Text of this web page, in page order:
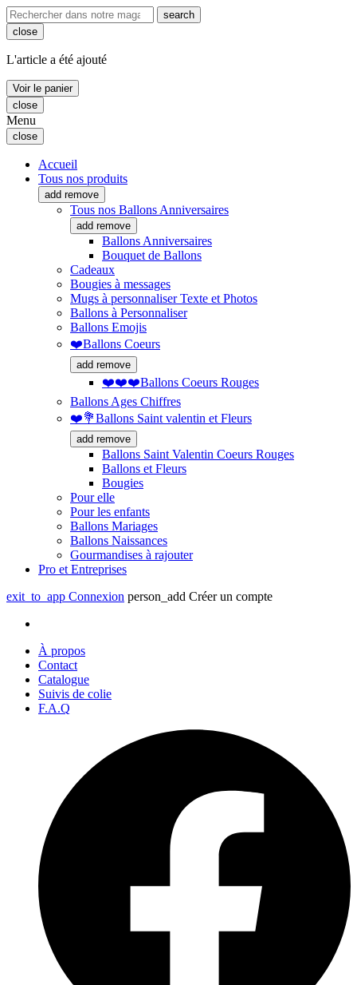
search
close
L'article a été ajouté
Voir le panier
close
Menu
close
Accueil
Tous nos produits
add remove
Tous nos Ballons Anniversaires
add remove
Ballons Anniversaires
Bouquet de Ballons
Cadeaux
Bougies à messages
Mugs à personnaliser Texte et Photos
Ballons à Personnaliser
Ballons Emojis
❤️Ballons Coeurs
add remove
❤️❤️❤️Ballons Coeurs Rouges
Ballons Ages Chiffres
❤️💐Ballons Saint valentin et Fleurs
add remove
Ballons Saint Valentin Coeurs Rouges
Ballons et Fleurs
Bougies
Pour elle
Pour les enfants
Ballons Mariages
Ballons Naissances
Gourmandises à rajouter
Pro et Entreprises
exit_to_app Connexion person_add Créer un compte
À propos
Contact
Catalogue
Suivis de colie
F.A.Q